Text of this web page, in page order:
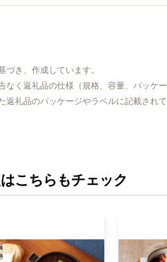
き、作成しています。
なく返礼品の仕様（規格、容量、パッケ
返礼品のパッケージやラベルに記載され
こちらもチェック